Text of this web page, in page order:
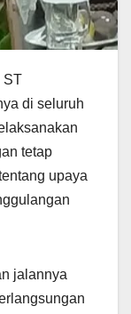
ST
di seluruh
tetap
upaya
jalannya